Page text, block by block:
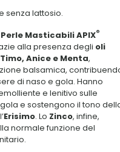
senza lattosio.
Perle Masticabili APIX®
alla presenza degli oli
Anice e Menta,
balsamica,
di naso e gola. Hanno
e lenitivo sulle
e sostengono il tono
Erisimo. Lo Zinco, infine,
normale funzione del